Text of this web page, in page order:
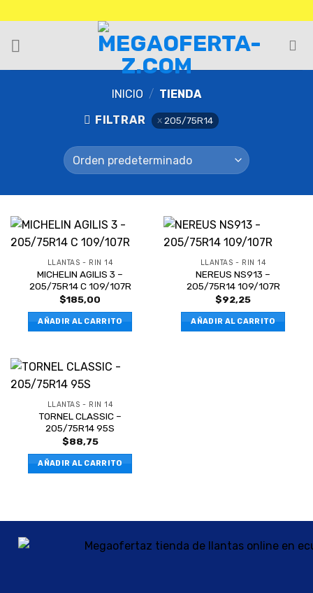
INICIO / TIENDA
FILTRAR
205/75R14
LLANTAS - RIN 14
MICHELIN AGILIS 3 –
205/75R14 C 109/107R
$185,00
AÑADIR AL CARRITO
LLANTAS - RIN 14
NEREUS NS913 –
205/75R14 109/107R
$92,25
AÑADIR AL CARRITO
LLANTAS - RIN 14
TORNEL CLASSIC –
205/75R14 95S
$88,75
AÑADIR AL CARRITO